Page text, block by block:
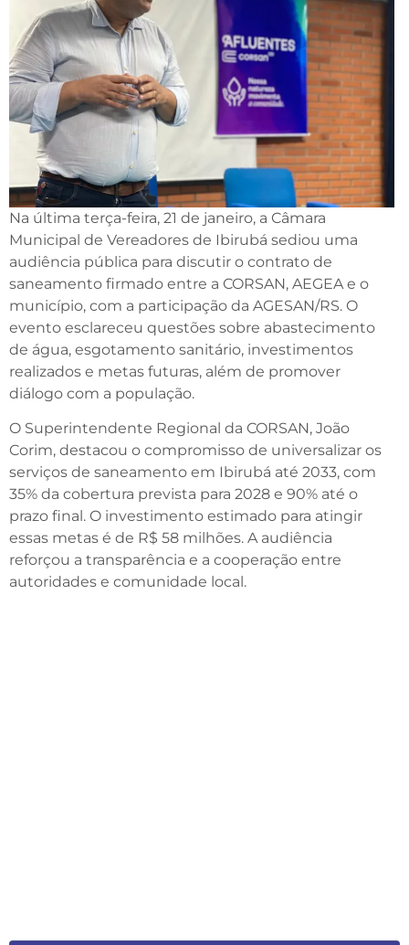
Na última terça-feira, 21 de janeiro, a Câmara
Municipal de Vereadores de Ibirubá sediou uma
audiência pública para discutir o contrato de
saneamento firmado entre a CORSAN, AEGEA e o
município, com a participação da AGESAN/RS. O
evento esclareceu questões sobre abastecimento
de água, esgotamento sanitário, investimentos
realizados e metas futuras, além de promover
diálogo com a população.
O Superintendente Regional da CORSAN, João
Corim, destacou o compromisso de universalizar os
serviços de saneamento em Ibirubá até 2033, com
35% da cobertura prevista para 2028 e 90% até o
prazo final. O investimento estimado para atingir
essas metas é de R$ 58 milhões. A audiência
reforçou a transparência e a cooperação entre
autoridades e comunidade local.